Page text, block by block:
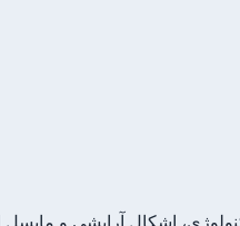
اشکال آرایشی و